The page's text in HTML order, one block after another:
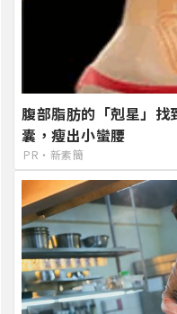
腹部脂肪的「剋星」找
囊，瘦出小蠻腰
PR・新素簡